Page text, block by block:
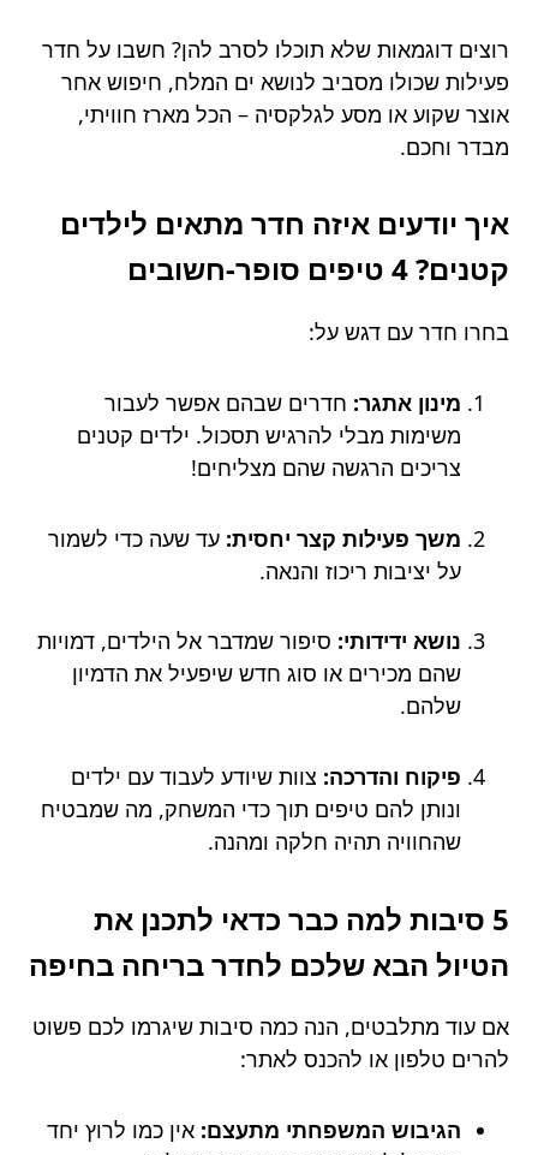
רוצים דוגמאות שלא תוכלו לסרב להן? חשבו על חדר
פעילות שכולו מסביב לנושא ים המלח, חיפוש אחר
אוצר שקוע או מסע לגלקסיה – הכל מארז חוויתי,
מבדר וחכם.
איך יודעים איזה חדר מתאים לילדים
קטנים? 4 טיפים סופר-חשובים
בחרו חדר עם דגש על:
מינון אתגר: חדרים שבהם אפשר לעבור
משימות מבלי להרגיש תסכול. ילדים קטנים
צריכים הרגשה שהם מצליחים!
משך פעילות קצר יחסית: עד שעה כדי לשמור
על יציבות ריכוז והנאה.
נושא ידידותי: סיפור שמדבר אל הילדים, דמויות
שהם מכירים או סוג חדש שיפעיל את הדמיון
שלהם.
פיקוח והדרכה: צוות שיודע לעבוד עם ילדים
ונותן להם טיפים תוך כדי המשחק, מה שמבטיח
שהחוויה תהיה חלקה ומהנה.
5 סיבות למה כבר כדאי לתכנן את
הטיול הבא שלכם לחדר בריחה בחיפה
אם עוד מתלבטים, הנה כמה סיבות שיגרמו לכם פשוט
להרים טלפון או להכנס לאתר:
הגיבוש המשפחתי מתעצם: אין כמו לרוץ יחד